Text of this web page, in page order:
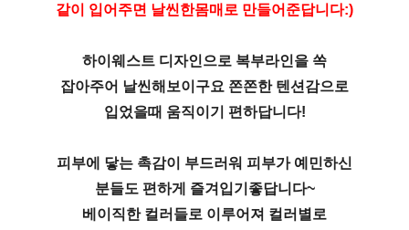
같이 입어주면 날씬한몸매로 만들어준답니다:)
하이웨스트 디자인으로 복부라인을 쏙
잡아주어 날씬해보이구요 쫀쫀한 텐션감으로
입었을때 움직이기 편하답니다!
피부에 닿는 촉감이 부드러워 피부가 예민하신
분들도 편하게 즐겨입기좋답니다~
베이직한 컬러들로 이루어져 컬러별로